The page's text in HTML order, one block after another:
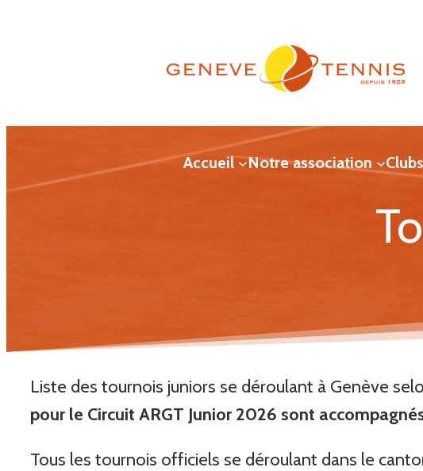
Accueil Notre association
Liste des tournois juniors se déroulant à Genève
pour le Circuit ARGT Junior 2026 sont
Tous les tournois officiels se déroulant dans le